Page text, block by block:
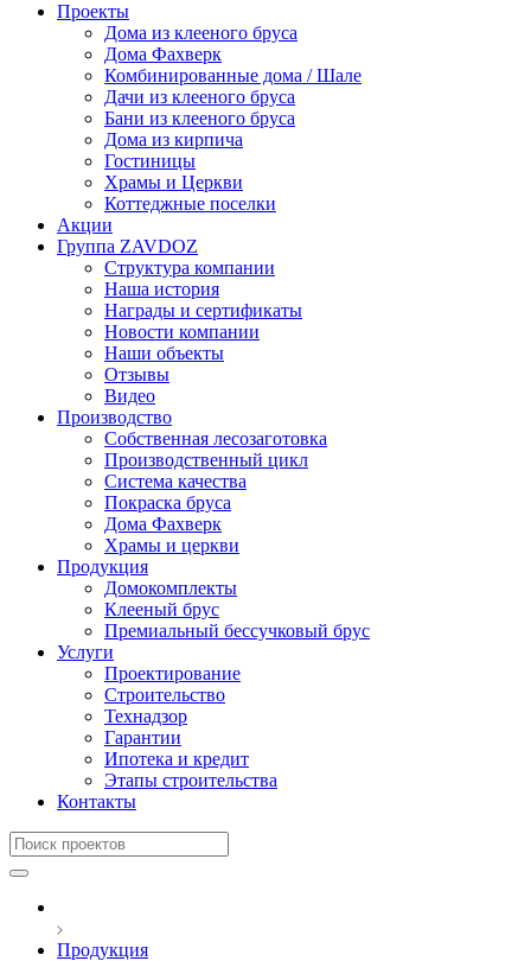
Проекты
Дома из клееного бруса
Дома Фахверк
Комбинированные дома / Шале
Дачи из клееного бруса
Бани из клееного бруса
Дома из кирпича
Гостиницы
Храмы и Церкви
Коттеджные поселки
Акции
Группа ZAVDOZ
Структура компании
Наша история
Награды и сертификаты
Новости компании
Наши объекты
Отзывы
Видео
Производство
Собственная лесозаготовка
Производственный цикл
Система качества
Покраска бруса
Дома Фахверк
Храмы и церкви
Продукция
Домокомплекты
Клееный брус
Премиальный бессучковый брус
Услуги
Проектирование
Строительство
Технадзор
Гарантии
Ипотека и кредит
Этапы строительства
Контакты
Продукция